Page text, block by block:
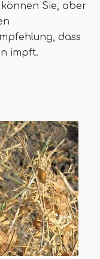
Sie, aber
dass
impft.